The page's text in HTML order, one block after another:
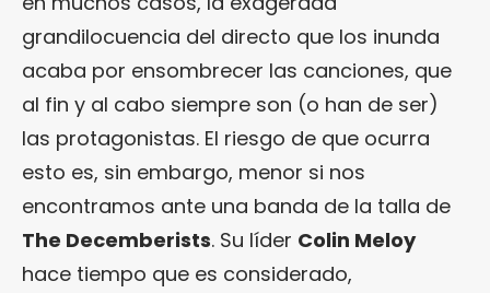
grandilocuencia del directo que los inunda
acaba por ensombrecer las canciones, que
al fin y al cabo siempre son (o han de ser)
las protagonistas. El riesgo de que ocurra
esto es, sin embargo, menor si nos
encontramos ante una banda de la talla de
The Decemberists. Su líder Colin Meloy
hace tiempo que es considerado,